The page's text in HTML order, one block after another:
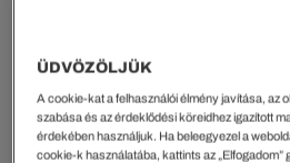
ÜDVÖZÖLJÜK
A cookie-kat a felhasználói élmény javítása, az
szabása és az érdeklődési köreidhez igazított
érdekében használjuk. Ha beleegyezel a
cookie-k használatába, kattints az